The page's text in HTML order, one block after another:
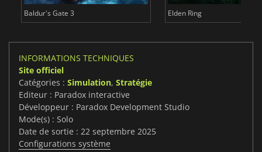
Baldur's Gate 3 Elden Ring
INFORMATIONS TECHNIQUES
Site officiel
Catégories : Simulation, Stratégie
Editeur : Paradox interactive
Développeur : Paradox Development Studio
Mode(s) : Solo
Date de sortie : 22 septembre 2025
Configurations système